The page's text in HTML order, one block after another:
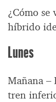
¿Cómo
híbrido
Lunes
Mañana –
tren